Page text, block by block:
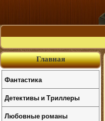
Главная
Фантастика
Детективы и Триллеры
Любовные романы